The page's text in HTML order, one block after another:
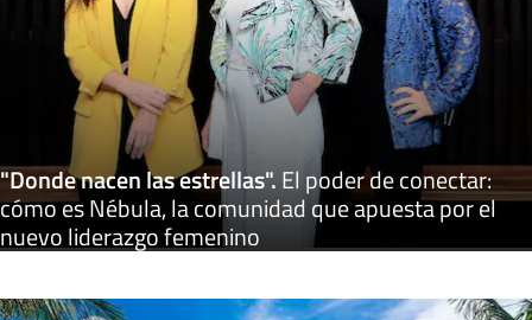
"Donde nacen las estrellas".El poder de conectar:
cómo es Nébula, la comunidad que apuesta por el
nuevo liderazgo femenino